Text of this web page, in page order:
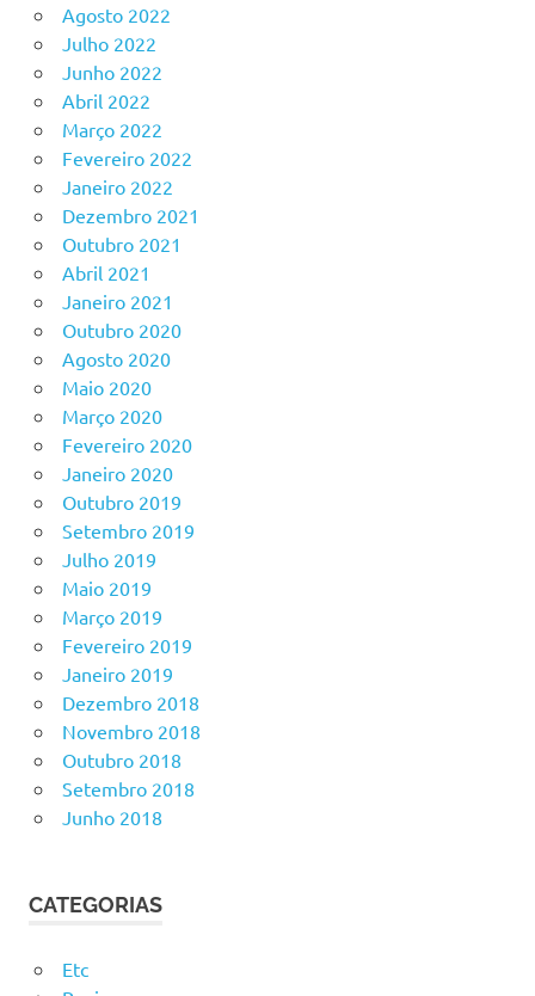
Agosto 2022
Julho 2022
Junho 2022
Abril 2022
Março 2022
Fevereiro 2022
Janeiro 2022
Dezembro 2021
Outubro 2021
Abril 2021
Janeiro 2021
Outubro 2020
Agosto 2020
Maio 2020
Março 2020
Fevereiro 2020
Janeiro 2020
Outubro 2019
Setembro 2019
Julho 2019
Maio 2019
Março 2019
Fevereiro 2019
Janeiro 2019
Dezembro 2018
Novembro 2018
Outubro 2018
Setembro 2018
Junho 2018
CATEGORIAS
Etc